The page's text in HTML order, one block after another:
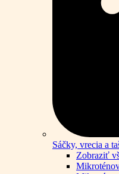
Sáčky, vrecia a
Zobraziť